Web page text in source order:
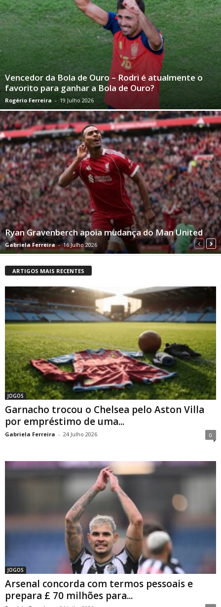
Vencedor da Bola de Ouro – Rodri é atualmente o
favorito para ganhar a Bola de Ouro?
Rogério Ferreira - 19 Julho 2026
Ryan Gravenberch apoia mudança do Man United
Gabriela Ferreira - 16 Julho 2026
ARTIGOS MAIS RECENTES
JOGOS
Garnacho trocou o Chelsea pelo Aston Villa
por empréstimo de uma...
Gabriela Ferreira - 24 Julho 2026 0
JOGOS
Arsenal concorda com termos pessoais e
prepara £ 70 milhões para...